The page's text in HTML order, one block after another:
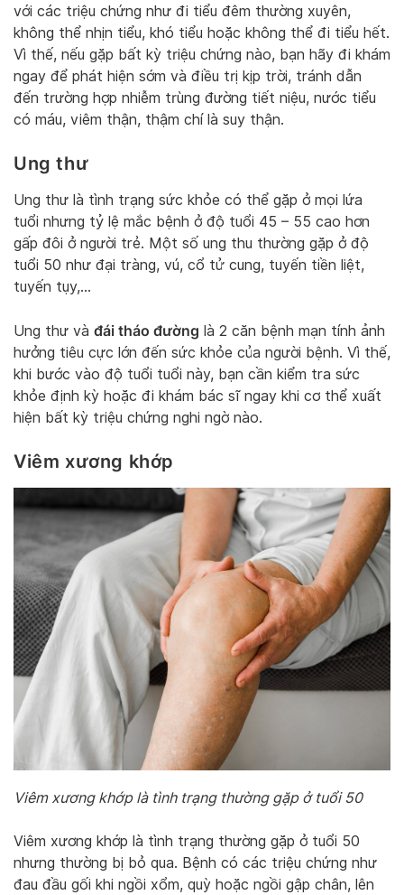
với các triệu chứng như đi tiểu đêm thường xuyên,
không thể nhịn tiểu, khó tiểu hoặc không thể đi tiểu hết.
Vì thế, nếu gặp bất kỳ triệu chứng nào, bạn hãy đi khám
ngay để phát hiện sớm và điều trị kịp trời, tránh dẫn
đến trường hợp nhiễm trùng đường tiết niệu, nước tiểu
có máu, viêm thận, thậm chí là suy thận.
Ung thư
Ung thư là tình trạng sức khỏe có thể gặp ở mọi lứa
tuổi nhưng tỷ lệ mắc bệnh ở độ tuổi 45 – 55 cao hơn
gấp đôi ở người trẻ. Một số ung thu thường gặp ở độ
tuổi 50 như đại tràng, vú, cổ tử cung, tuyến tiền liệt,
tuyến tụy,…
Ung thư và đái tháo đường là 2 căn bệnh mạn tính ảnh
hưởng tiêu cực lớn đến sức khỏe của người bệnh. Vì thế,
khi bước vào độ tuổi tuổi này, bạn cần kiểm tra sức
khỏe định kỳ hoặc đi khám bác sĩ ngay khi cơ thể xuất
hiện bất kỳ triệu chứng nghi ngờ nào.
Viêm xương khớp
Viêm xương khớp là tình trạng thường gặp ở tuổi 50
Viêm xương khớp là tình trạng thường gặp ở tuổi 50
nhưng thường bị bỏ qua. Bệnh có các triệu chứng như
đau đầu gối khi ngồi xổm, quỳ hoặc ngồi gập chân, lên